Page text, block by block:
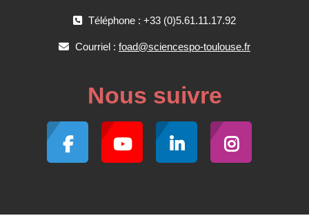
Téléphone : +33 (0)5.61.11.17.92
Courriel : foad@sciencespo-toulouse.fr
Nous suivre